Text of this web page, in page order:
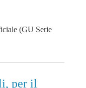
(GU Serie
per il